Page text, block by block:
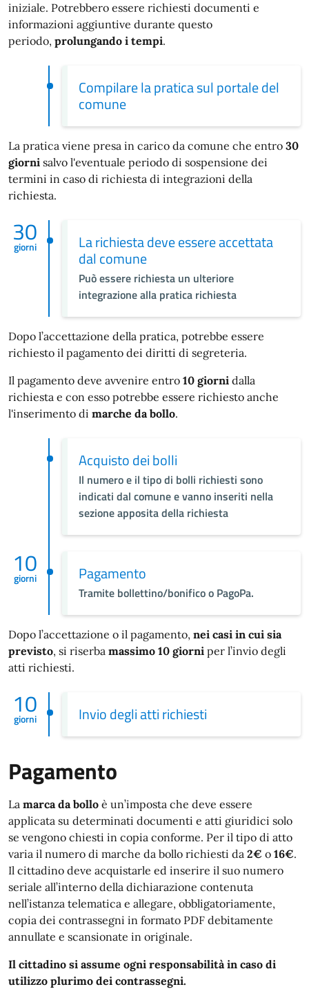
iniziale. Potrebbero essere richiesti documenti e
informazioni aggiuntive durante questo
periodo, prolungando i tempi.
Compilare la pratica sul portale del
comune
La pratica viene presa in carico da comune che entro 30
giorni salvo l'eventuale periodo di sospensione dei
termini in caso di richiesta di integrazioni della
richiesta.
30
giorni La richiesta deve essere accettata
dal comune
Può essere richiesta un ulteriore
integrazione alla pratica richiesta
Dopo l’accettazione della pratica, potrebbe essere
richiesto il pagamento dei diritti di segreteria.
Il pagamento deve avvenire entro 10 giorni dalla
richiesta e con esso potrebbe essere richiesto anche
l'inserimento di marche da bollo.
Acquisto dei bolli
Il numero e il tipo di bolli richiesti sono
indicati dal comune e vanno inseriti nella
sezione apposita della richiesta
10
giorni Pagamento
Tramite bollettino/bonifico o PagoPa.
Dopo l’accettazione o il pagamento, nei casi in cui sia
previsto, si riserba massimo 10 giorni per l’invio degli
atti richiesti.
10
giorni Invio degli atti richiesti
Pagamento
La marca da bollo è un’imposta che deve essere
applicata su determinati documenti e atti giuridici solo
se vengono chiesti in copia conforme. Per il tipo di atto
varia il numero di marche da bollo richiesti da 2€ o 16€.
Il cittadino deve acquistarle ed inserire il suo numero
seriale all’interno della dichiarazione contenuta
nell’istanza telematica e allegare, obbligatoriamente,
copia dei contrassegni in formato PDF debitamente
annullate e scansionate in originale.
Il cittadino si assume ogni responsabilità in caso di
utilizzo plurimo dei contrassegni.